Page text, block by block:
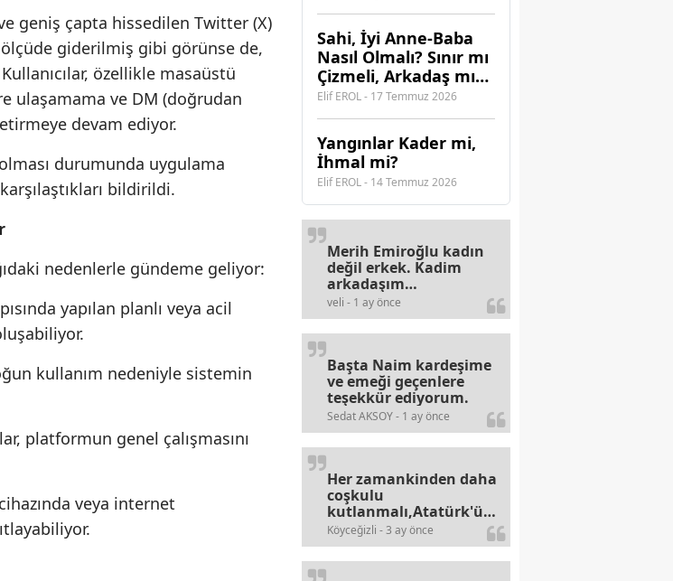
geniş çapta hissedilen Twitter (X)
giderilmiş gibi görünse de,
özellikle masaüstü
ulaşamama ve DM (doğrudan
devam ediyor.
durumunda uygulama
bildirildi.
nedenlerle gündeme geliyor:
yapılan planlı veya acil
kullanım nedeniyle sistemin
platformun genel çalışmasını
veya internet
​Sahi, İyi Anne-Baba
Nasıl Olmalı? Sınır mı
Çizmeli, Arkadaş mı
Olmalı?
Elif EROL - 17 Temmuz 2026
Yangınlar Kader mi,
İhmal mi?
Elif EROL - 14 Temmuz 2026
veli - 1 ay önce
Merih Emiroğlu kadın
değil erkek. Kadim
arkadaşım
haberinizdeki hataya
gayb den
gülümsüyordur.
Sedat AKSOY - 1 ay önce
Başta Naim kardeşime
ve emeği geçenlere
teşekkür ediyorum.
Köyceğizli - 3 ay önce
Her zamankinden daha
coşkulu
kutlanmalı,Atatürk'ün
bayramlarına olan
alerjileri bitmez,bahane
arayan illaki bulur.